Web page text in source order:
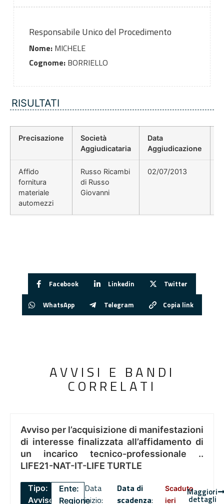
Responsabile Unico del Procedimento
Nome:MICHELE
Cognome:BORRIELLO
RISULTATI
Precisazione
Società
Aggiudicataria
Data
Aggiudicazione
Affido
fornitura
materiale
automezzi
Russo Ricambi
di Russo
Giovanni
02/07/2013
Facebook Linkedin Twitter
WhatsApp Telegram Copia link
AVVISI E BANDI
CORRELATI
Avviso per l’acquisizione di manifestazioni
di interesse finalizzata all’affidamento di
un incarico tecnico-professionale ..
LIFE21-NAT-IT-LIFE TURTLE
Tipo:
Avviso
Ente:
Regione
Data
inizio:
Data di
scadenza:
Scaduto
ieri
Maggiori
dettagli